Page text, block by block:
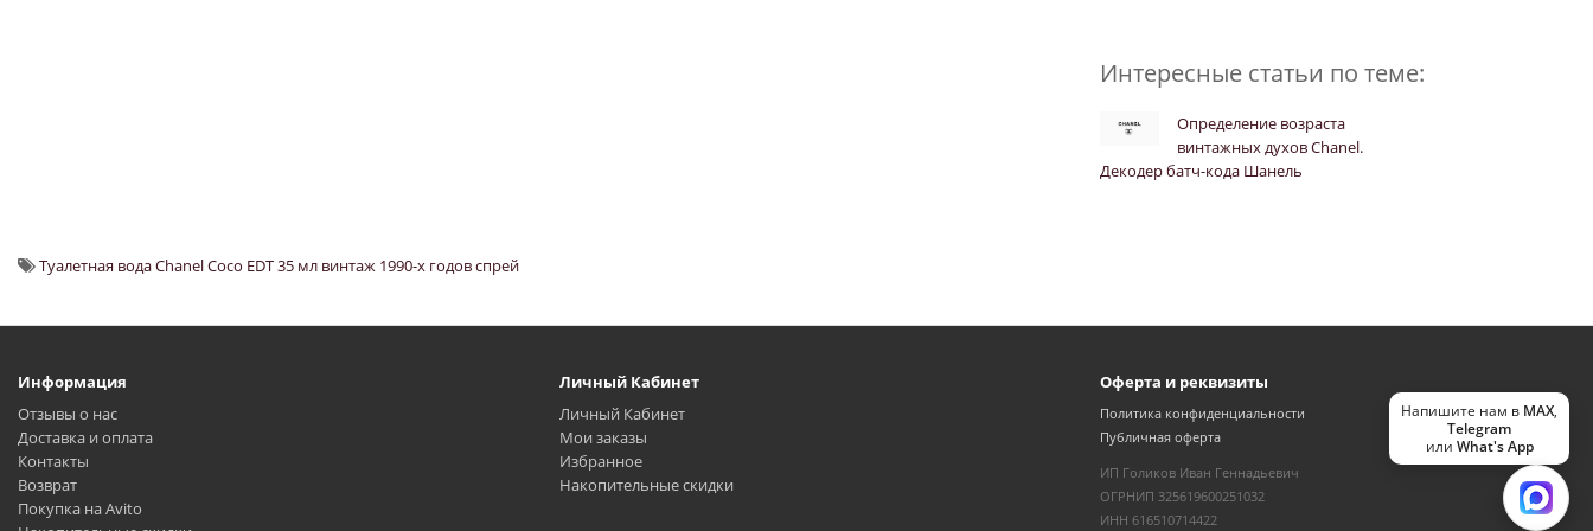
Напишите нам в MAX,
Telegram
или What's App
Интересные статьи по теме:
Определение возраста
винтажных духов Chanel.
Декодер батч-кода Шанель
Туалетная вода Chanel Coco EDT 35 мл винтаж 1990-х годов спрей
Информация
Отзывы о нас
Доставка и оплата
Контакты
Возврат
Покупка на Avito
Личный Кабинет
Личный Кабинет
Мои заказы
Избранное
Накопительные скидки
Оферта и реквизиты
Политика конфиденциальности
Публичная оферта
ИП Голиков Иван Геннадьевич
ОГРНИП 325619600251032
ИНН 616510714422